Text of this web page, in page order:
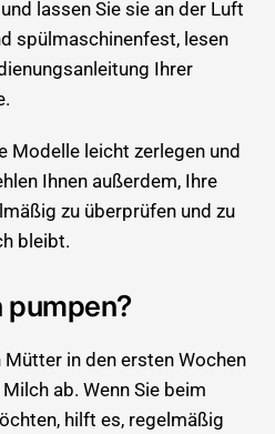
lassen Sie sie an der Luft
spülmaschinenfest, lesen
Ihrer
Modelle leicht zerlegen und
Ihnen außerdem, Ihre
zu überprüfen und zu
bleibt.
pumpen?
in den ersten Wochen
ab. Wenn Sie beim
hilft es, regelmäßig